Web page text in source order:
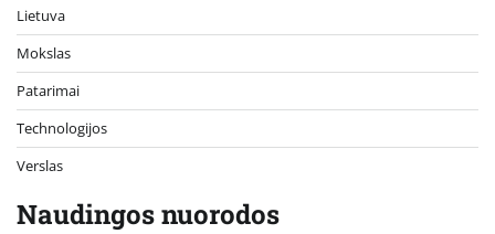
Lietuva
Mokslas
Patarimai
Technologijos
Verslas
Naudingos nuorodos